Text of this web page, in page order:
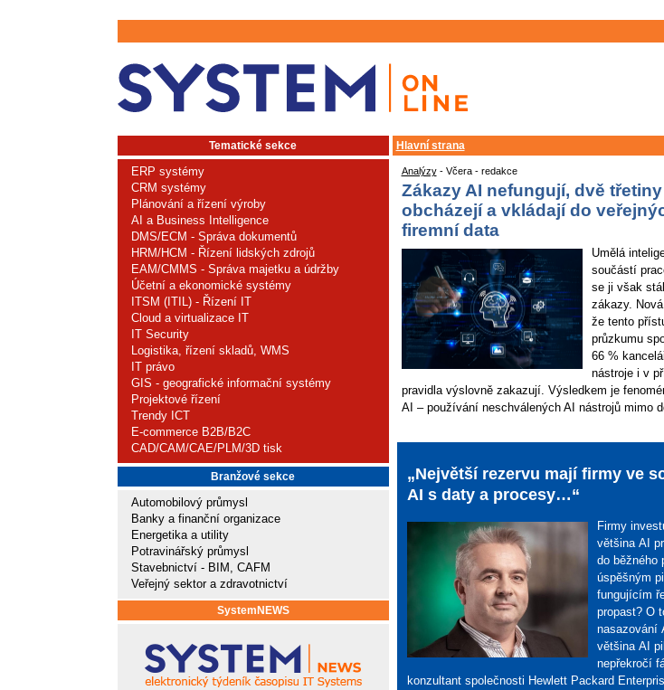
Tematické sekce
ERP systémy
CRM systémy
Plánování a řízení výroby
AI a Business Intelligence
DMS/ECM - Správa dokumentů
HRM/HCM - Řízení lidských zdrojů
EAM/CMMS - Správa majetku a údržby
Účetní a ekonomické systémy
ITSM (ITIL) - Řízení IT
Cloud a virtualizace IT
IT Security
Logistika, řízení skladů, WMS
IT právo
GIS - geografické informační systémy
Projektové řízení
Trendy ICT
E-commerce B2B/B2C
CAD/CAM/CAE/PLM/3D tisk
Branžové sekce
Automobilový průmysl
Banky a finanční organizace
Energetika a utility
Potravinářský průmysl
Stavebnictví - BIM, CAFM
Veřejný sektor a zdravotnictví
SystemNEWS
Hlavní strana
Analýzy- Včera - redakce
Zákazy AI nefungují, dvě
obcházejí a vkládají do
firemní data
Umělá
součástí
se ji však
zákazy.
že tento
průzkumu
66 %
nástroje i v
pravidla výslovně zakazují. Výsledkem je
AI – používání neschválených AI nástrojů mimo
„Největší rezervu mají firmy ve
AI s daty a procesy…“
Firmy
většina AI
do běžného
úspěšným
fungujícím
propast? O
nasazování
většina AI
nepřekročí
konzultant společnosti Hewlett Packard